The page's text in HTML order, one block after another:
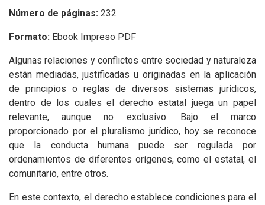
Número de páginas: 232
Formato: Ebook Impreso PDF
Algunas relaciones y conflictos entre sociedad y naturaleza
están mediadas, justificadas u originadas en la aplicación
de principios o reglas de diversos sistemas jurídicos,
dentro de los cuales el derecho estatal juega un papel
relevante, aunque no exclusivo. Bajo el marco
proporcionado por el pluralismo jurídico, hoy se reconoce
que la conducta humana puede ser regulada por
ordenamientos de diferentes orígenes, como el estatal, el
comunitario, entre otros.
En este contexto, el derecho establece condiciones para el